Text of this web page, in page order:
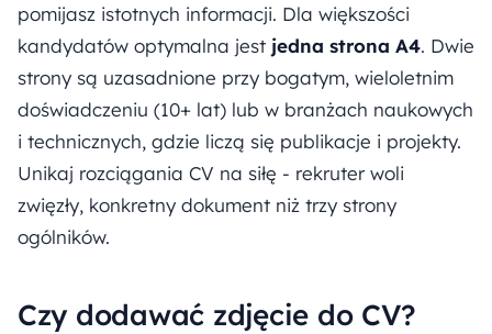
pomijasz istotnych informacji. Dla większości
kandydatów optymalna jest jedna strona A4. Dwie
strony są uzasadnione przy bogatym, wieloletnim
doświadczeniu (10+ lat) lub w branżach naukowych
i technicznych, gdzie liczą się publikacje i projekty.
Unikaj rozciągania CV na siłę - rekruter woli
zwięzły, konkretny dokument niż trzy strony
ogólników.
Czy dodawać zdjęcie do CV?